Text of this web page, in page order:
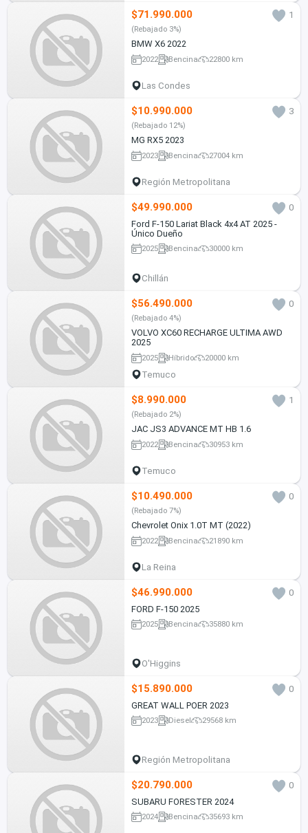
$71.990.000 1
(Rebajado 3%)
BMW X6 2022
2022 Bencina 22800 km
Las Condes
$10.990.000 3
(Rebajado 12%)
MG RX5 2023
2023 Bencina 27004 km
Región Metropolitana
$49.990.000
0
Ford F-150 Lariat Black 4x4 AT 2025 -
Único Dueño
2025 Bencina 30000 km
Chillán
$56.490.000 0
(Rebajado 4%)
VOLVO XC60 RECHARGE ULTIMA AWD
2025
2025 Híbrido 20000 km
Temuco
$8.990.000 1
(Rebajado 2%)
JAC JS3 ADVANCE MT HB 1.6
2022 Bencina 30953 km
Temuco
$10.490.000 0
(Rebajado 7%)
Chevrolet Onix 1.0T MT (2022)
2022 Bencina 21890 km
La Reina
$46.990.000
0
FORD F-150 2025
2025 Bencina 35880 km
O'Higgins
$15.890.000
0
GREAT WALL POER 2023
2023 Diesel 29568 km
Región Metropolitana
$20.790.000
0
SUBARU FORESTER 2024
2024 Bencina 35693 km